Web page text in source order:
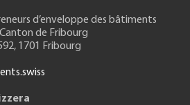
d’enveloppe des bâtiments
de Fribourg
1701 Fribourg